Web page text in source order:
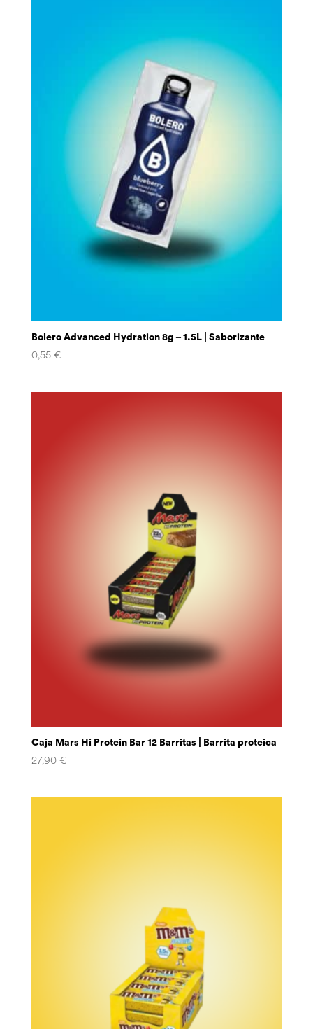
Bolero Advanced Hydration 8g – 1.5L | Saborizante
0,55 €
Caja Mars Hi Protein Bar 12 Barritas | Barrita proteica
27,90 €